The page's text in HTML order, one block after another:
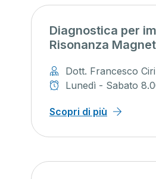
Diagnostica per
Risonanza
Dott. Francesco
Lunedì - Sabato
Scopri di più